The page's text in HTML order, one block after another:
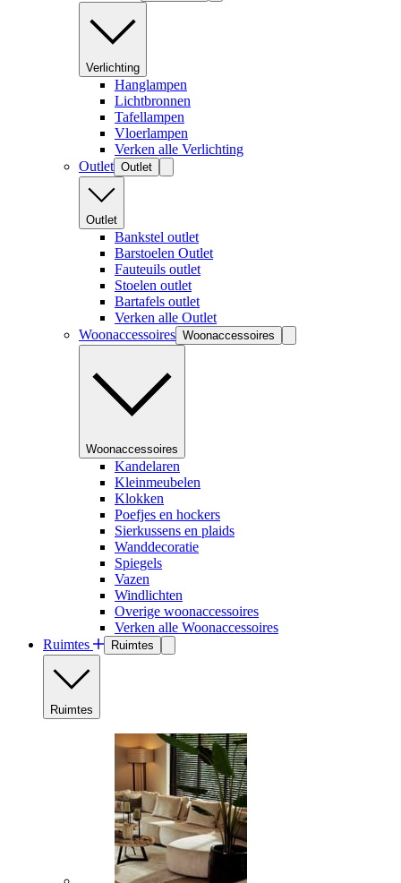
Verlichting
Hanglampen
Lichtbronnen
Tafellampen
Vloerlampen
Verken alle Verlichting
Outlet Outlet
Outlet
Bankstel outlet
Barstoelen Outlet
Fauteuils outlet
Stoelen outlet
Bartafels outlet
Verken alle Outlet
Woonaccessoires Woonaccessoires
Woonaccessoires
Kandelaren
Kleinmeubelen
Klokken
Poefjes en hockers
Sierkussens en plaids
Wanddecoratie
Spiegels
Vazen
Windlichten
Overige woonaccessoires
Verken alle Woonaccessoires
Ruimtes
Ruimtes
Ruimtes